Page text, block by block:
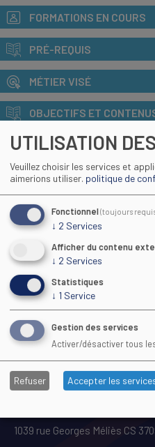
FORMATIONS EN COURS
PRÉ-REQUIS
MÉTIER VISÉ
OBJECTIFS ET
MÉTHODE DE
SUITE ET DÉBOUCHÉS
ACCESSIBILITE
INDICATEURS GÉNÉRAUX
INDICATEURS DE LA
1039 rue Georges Méliès CS
UTILISATION
Veuillez choisir les services et
aimerions utiliser. politique de
Fonctionnel(toujours
↓ 2 Services
Afficher du contenu
↓ 2 Services
Statistiques
↓ 1 Service
Gestion des services
Activer/désactiver tous
Refuser Accepter les